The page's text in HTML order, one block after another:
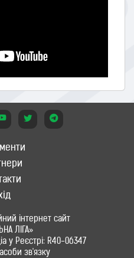
інтернет сайт
ЛІГА»
у Реєстрі: R40-06347
зв'язку